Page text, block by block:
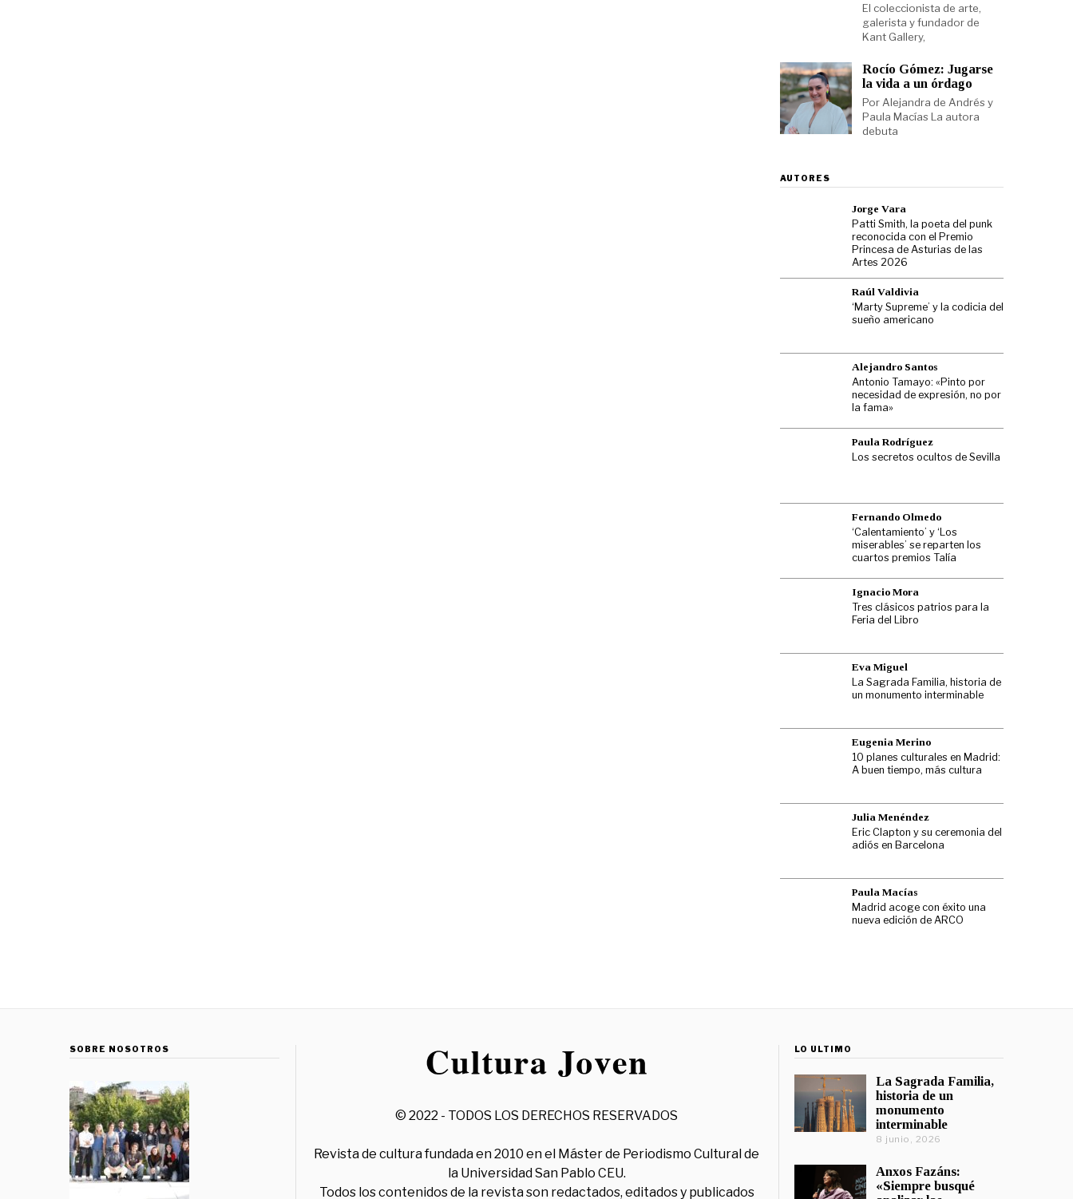
El coleccionista de arte,
galerista y fundador de
Kant Gallery,
Rocío Gómez: Jugarse
la vida a un órdago
Por Alejandra de Andrés y
Paula Macías La autora
debuta
AUTORES
Jorge Vara
Patti Smith, la poeta del punk
reconocida con el Premio
Princesa de Asturias de las
Artes 2026
Raúl Valdivia
‘Marty Supreme’ y la codicia del
sueño americano
Alejandro Santos
Antonio Tamayo: «Pinto por
necesidad de expresión, no por
la fama»
Paula Rodríguez
Los secretos ocultos de Sevilla
Fernando Olmedo
‘Calentamiento’ y ‘Los
miserables’ se reparten los
cuartos premios Talía
Ignacio Mora
Tres clásicos patrios para la
Feria del Libro
Eva Miguel
La Sagrada Familia, historia de
un monumento interminable
Eugenia Merino
10 planes culturales en Madrid:
A buen tiempo, más cultura
Julia Menéndez
Eric Clapton y su ceremonia del
adiós en Barcelona
Paula Macías
Madrid acoge con éxito una
nueva edición de ARCO
SOBRE NOSOTROS
© 2022 - TODOS LOS DERECHOS RESERVADOS
Revista de cultura fundada en 2010 en el Máster de Periodismo Cultural de
la Universidad San Pablo CEU.
Todos los contenidos de la revista son redactados, editados y publicados
LO ÚLTIMO
La Sagrada Familia,
historia de un
monumento
interminable
8 junio, 2026
Anxos Fazáns:
«Siempre busqué